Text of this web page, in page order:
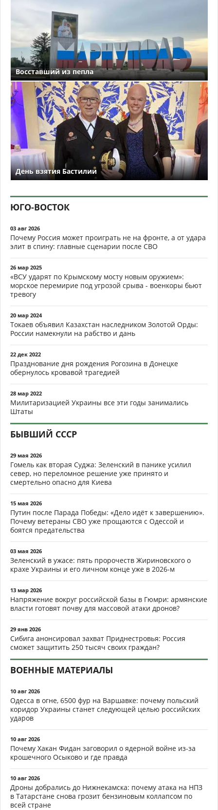
Восставший из пепла
День взятия Бастилии
ЮГО-ВОСТОК
03 авг 2026
Почему Россия может проиграть не на фронте, а от удара
элит в спину: главные сценарии после СВО
26 мар 2025
«ВСУ ударят по Крымскому мосту новым оружием»:
морское перемирие под угрозой срыва - военкоры бьют
тревогу
20 мар 2024
Токаев объявил Казахстан наследником Золотой Орды:
России намекнули на рабство и дань
22 дек 2022
Празднование дня рождения Рогозина в Донецке
обернулось кровавой трагедией
28 мар 2022
Милитаризацией Украины все эти годы занимались
Штаты
БЫВШИЙ СССР
29 мая 2026
Гомель как вторая Суджа: Зеленский в панике усилил
север, но переломное решение уже принято и
смертельно опасно для Киева
15 мая 2026
Путин после Парада Победы: «Дело идёт к завершению».
Почему ветераны СВО уже прощаются с Одессой и
боятся предательства
03 мая 2026
Зеленский в ужасе: пять пророчеств Жириновского о
крахе Украины и его личном конце уже в 2026-м
13 мар 2026
Напряжение вокруг российской базы в Гюмри: армянские
власти готовят почву для массовой атаки дронов?
29 янв 2026
Сибига анонсировал захват Приднестровья: Россия
сможет защитить 250 тысяч своих граждан?
ВОЕННЫЕ МАТЕРИАЛЫ
10 авг 2026
Одесса в огне, 6500 фур на Варшавке: почему польский
коридор Украины станет следующей целью российских
ударов
10 авг 2026
Почему Хакан Фидан заговорил о ядерной войне из-за
крошечного Осыково и где правда
10 авг 2026
Дроны добрались до Нижнекамска: почему атака на НПЗ
в Татарстане снова грозит бензиновым коллапсом по
всей стране